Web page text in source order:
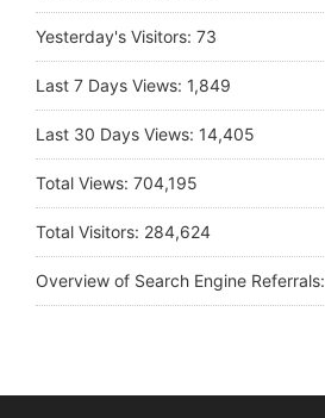
Yesterday's Visitors: 73
Last 7 Days Views: 1,849
Last 30 Days Views: 14,405
Total Views: 704,195
Total Visitors: 284,624
Overview of Search Engine Referrals: